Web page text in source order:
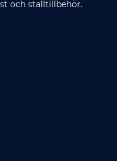
och stalltillbehör.